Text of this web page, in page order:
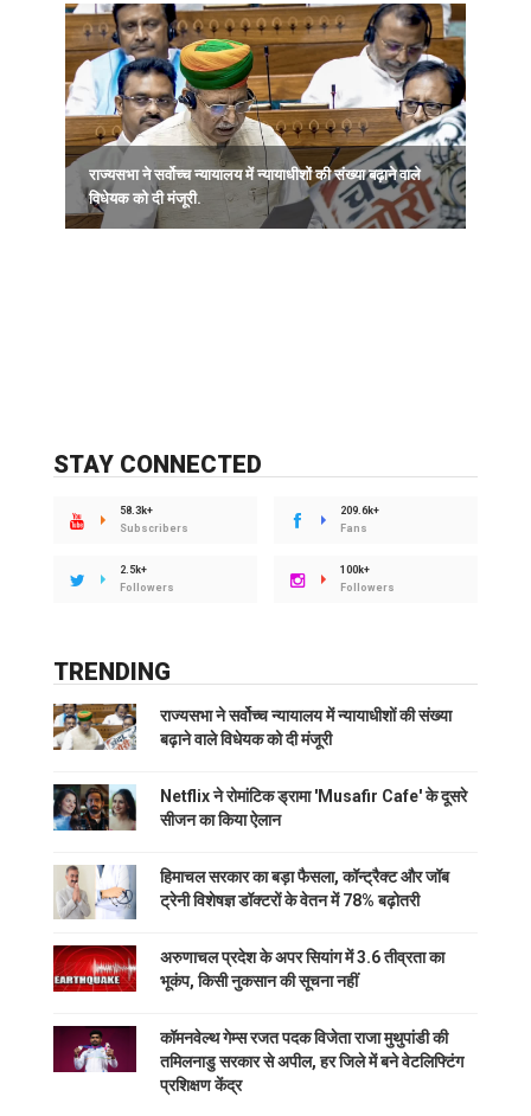
राज्यसभा ने सर्वोच्च न्यायालय में न्यायाधीशों की संख्या बढ़ाने वाले
विधेयक को दी मंजूरी.
STAY CONNECTED
58.3k+
Subscribers
209.6k+
Fans
2.5k+
Followers
100k+
Followers
TRENDING
राज्यसभा ने सर्वोच्च न्यायालय में न्यायाधीशों की संख्या
बढ़ाने वाले विधेयक को दी मंजूरी
Netflix ने रोमांटिक ड्रामा 'Musafir Cafe' के दूसरे
सीजन का किया ऐलान
हिमाचल सरकार का बड़ा फैसला, कॉन्ट्रैक्ट और जॉब
ट्रेनी विशेषज्ञ डॉक्टरों के वेतन में 78% बढ़ोतरी
अरुणाचल प्रदेश के अपर सियांग में 3.6 तीव्रता का
भूकंप, किसी नुकसान की सूचना नहीं
कॉमनवेल्थ गेम्स रजत पदक विजेता राजा मुथुपांडी की
तमिलनाडु सरकार से अपील, हर जिले में बने वेटलिफ्टिंग
प्रशिक्षण केंद्र